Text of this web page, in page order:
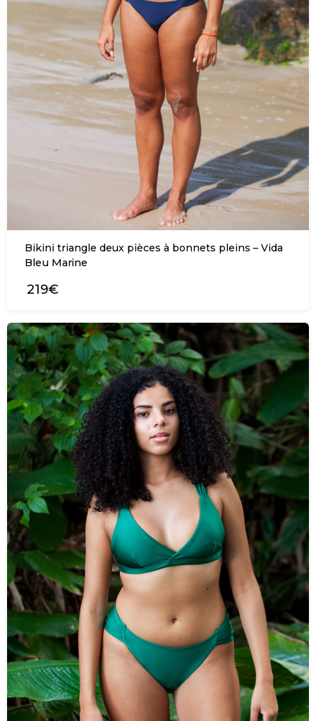
Bikini triangle deux pièces à bonnets pleins – Vida
Bleu Marine
219€